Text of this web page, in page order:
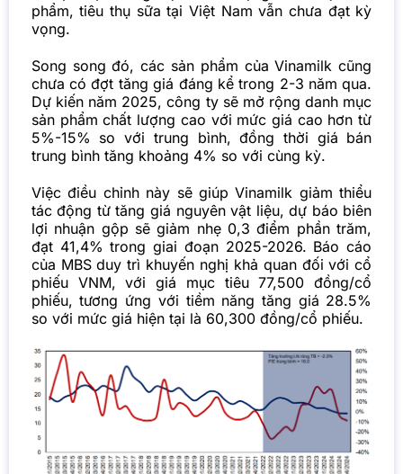
phẩm, tiêu thụ sữa tại Việt Nam vẫn chưa đạt kỳ
vọng.
Song song đó, các sản phẩm của Vinamilk cũng
chưa có đợt tăng giá đáng kể trong 2-3 năm qua.
Dự kiến năm 2025, công ty sẽ mở rộng danh mục
sản phẩm chất lượng cao với mức giá cao hơn từ
5%-15% so với trung bình, đồng thời giá bán
trung bình tăng khoảng 4% so với cùng kỳ.
Việc điều chỉnh này sẽ giúp Vinamilk giảm thiểu
tác động từ tăng giá nguyên vật liệu, dự báo biên
lợi nhuận gộp sẽ giảm nhẹ 0,3 điểm phần trăm,
đạt 41,4% trong giai đoạn 2025-2026. Báo cáo
của MBS duy trì khuyến nghị khả quan đối với cổ
phiếu VNM, với giá mục tiêu 77,500 đồng/cổ
phiếu, tương ứng với tiềm năng tăng giá 28.5%
so với mức giá hiện tại là 60,300 đồng/cổ phiếu.